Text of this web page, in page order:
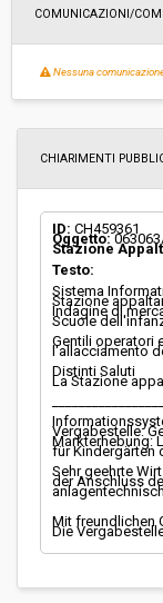
Svolgimento:
Importo a base di gara
ribasso:
COMUNICAZIONI/
Nessuna
CHIARIMENTI
ID: CH459361
Oggetto:
Stazione
Testo:
Sistema
Stazione
Indagine di
Scuole
Gentili operatori
l'allacciamento
Distinti Saluti
La Stazione
Vergabestelle:
Markterhebung:
für Kindergärten
Sehr geehrte
der Anschluss
Mit freundlichen
Die